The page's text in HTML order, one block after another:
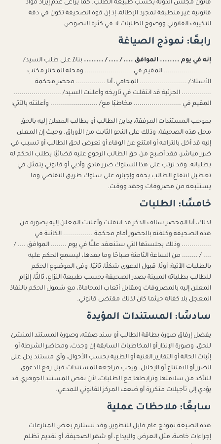
قانون مجلس الدولة بحسب طبيعة الطلب. كما يراعى عدم إيراد مواد
قانونية غير منطبقة لمجرد الإطالة، إذ إن قوة الصحيفة تكون في دقة
التكييف القانوني ووضوح الطلبات لا في كثرة النصوص.
رابعًا: نموذج الصياغة
إنه في يوم ........ الموافق .... / .... / ........ بناءً على طلب السيد/
........................ المقيم في ........................ ومحله المختار مكتب
الأستاذ/ ........................ المحامي، أنا ............... محضر محكمة
............... الجزئية قد انتقلت في تاريخه وأعلنت السيد/ ........................
المقيم في ........................ مخاطبًا مع/ ........................ وأعلنته بالآتي:
بموجب المستندات المرفقة، يداين الطالب أو يطالب المعلن إليه بالحق
محل هذه الصحيفة، وذلك على النحو الثابت من الأوراق. وحيث إن المعلن
إليه قد أخل بالتزامه أو امتنع عن الوفاء أو تعرض لحق الطالب أو تسبب في
ضرر مباشر، فقد أصبح من حق الطالب الرجوع عليه قضائيًا بطلب الحكم له
بطلباته. وقد ترتب على هذا السلوك ضرر مادي وأدبي أو قانوني يتمثل في
تعطيل انتفاع الطالب بحقه وإجباره على سلوك طريق التقاضي وما
يستتبعه من مصروفات وجهد ووقت.
خامسًا: الطلبات
لذلك، أنا المحضر سالف الذكر قد انتقلت وأعلنت المعلن إليه بصورة من
هذه الصحيفة وكلفته بالحضور أمام محكمة ............... الكائنة في
............... وذلك بجلستها التي ستنعقد علنًا في يوم ........ الموافق .... /
.... / ........ من الساعة الثامنة صباحًا وما بعدها، ليسمع الحكم عليه
بالطلبات الآتية: أولًا، قبول الدعوى شكلًا، ثانيًا، وفي الموضوع الحكم
للطالب بطلباته المبينة بصدر الصحيفة بحسب طبيعة النزاع، ثالثًا، إلزام
المعلن إليه بالمصروفات ومقابل أتعاب المحاماة، مع شمول الحكم بالنفاذ
المعجل بلا كفالة حيثما كان لذلك مقتضى قانوني.
سادسًا: المستندات المؤيدة
يفضل إرفاق صورة بطاقة الطالب أو سند صفته، وصورة المستند المنشئ
للحق، وصورة الإنذار أو المخاطبات السابقة إن وجدت، ومحاضر الشرطة أو
إثبات الحالة أو التقارير الفنية أو الطبية بحسب الأحوال، وأي مستند يدل على
الضرر أو الامتناع أو الإخلال. ويجب مراجعة المستندات قبل رفع الدعوى
للتأكد من سلامتها وترابطها مع الطلبات، لأن نقص المستند الجوهري قد
يؤدي إلى تأجيلات متكررة أو ضعف المركز القانوني للمدعي.
سابعًا: ملاحظات عملية
هذه الصيغة نموذج عام قابل للتطوير، وقد تستلزم بعض المنازعات
إجراءات خاصة، مثل العرض والإيداع، أو شهر الصحيفة، أو تقديم تظلم